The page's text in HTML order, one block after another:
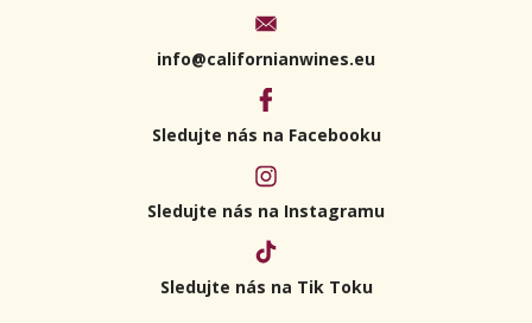
info@californianwines.eu
Sledujte nás na Facebooku
Sledujte nás na Instagramu
Sledujte nás na Tik Toku